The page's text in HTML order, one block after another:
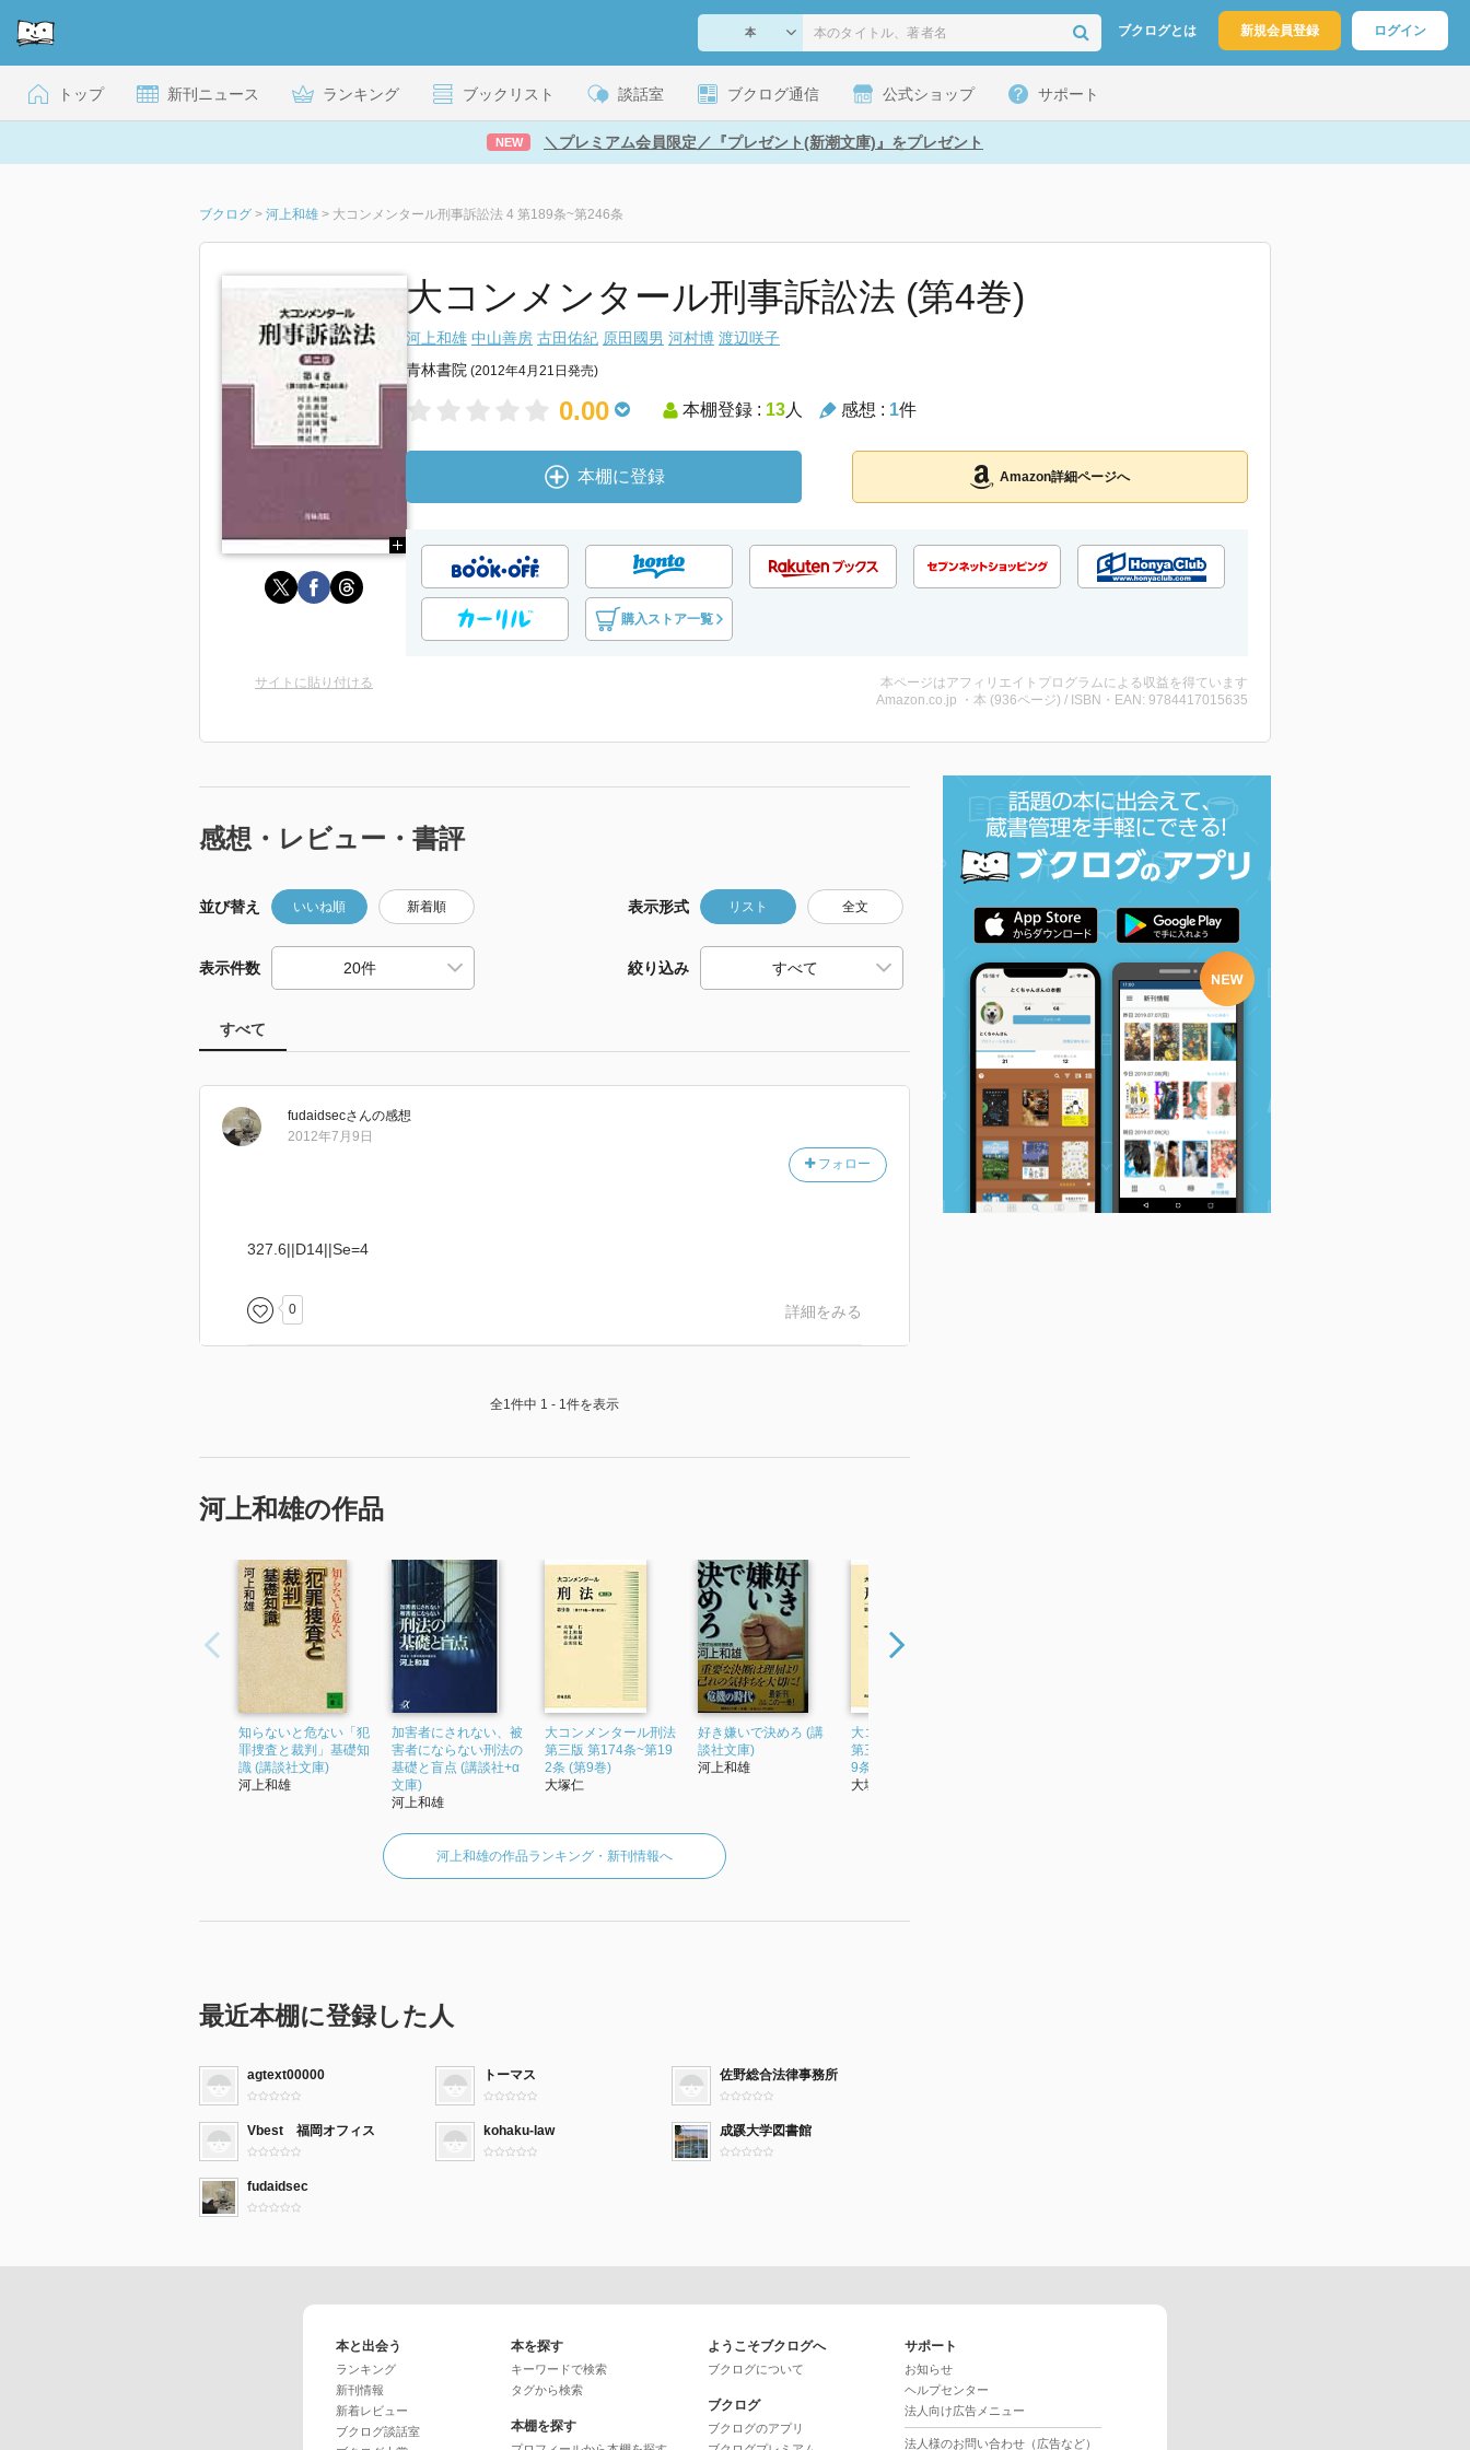
ブクログとは 新規会員登録 ログイン
トップ 新刊ニュース ランキング ブックリスト 談話室 ブクログ通信 公式ショップ サポート
NEW ＼プレミアム会員限定／『プレゼント(新潮文庫)』をプレゼント
ブクログ > 河上和雄 > 大コンメンタール刑事訴訟法 4 第189条~第246条
大コンメンタール刑事訴訟法 (第4巻)
河上和雄 中山善房 古田佑紀 原田國男 河村博 渡辺咲子
青林書院 (2012年4月21日発売)
0.00 本棚登録 : 13人 感想 : 1件
本棚に登録 Amazon詳細ページへ
購入ストア一覧
サイトに貼り付ける
本ページはアフィリエイトプログラムによる収益を得ています
Amazon.co.jp ・本 (936ページ) / ISBN・EAN: 9784417015635
感想・レビュー・書評
並び替え いいね順 新着順 表示形式 リスト 全文
表示件数 絞り込み
すべて
fudaidsecさんの感想
フォロー
2012年7月9日
327.6||D14||Se=4
0 詳細をみる
全1件中 1 - 1件を表示
河上和雄の作品
知らないと危ない「犯
罪捜査と裁判」基礎知
識 (講談社文庫)
河上和雄
加害者にされない、被
害者にならない刑法の
基礎と盲点 (講談社+α
文庫)
河上和雄
大コンメンタール刑法
第三版 第174条~第19
2条 (第9巻)
大塚仁
好き嫌いで決めろ (講
談社文庫)
河上和雄
大コンメンタール刑法
第三版 第209条~第22
9条 (第11巻)
大塚仁
河上和雄の作品ランキング・新刊情報へ
最近本棚に登録した人
agtext00000 トーマス 佐野総合法律事務所
Vbest 福岡オフィス kohaku-law 成蹊大学図書館
fudaidsec
本と出会う
ランキング
新刊情報
新着レビュー
ブクログ談話室
本を探す
キーワードで検索
タグから検索
本棚を探す
ようこそブクログへ
ブクログについて
ブクログ
ブクログのアプリ
サポート
お知らせ
ヘルプセンター
法人向け広告メニュー
法人様のお問い合わせ（広告など）